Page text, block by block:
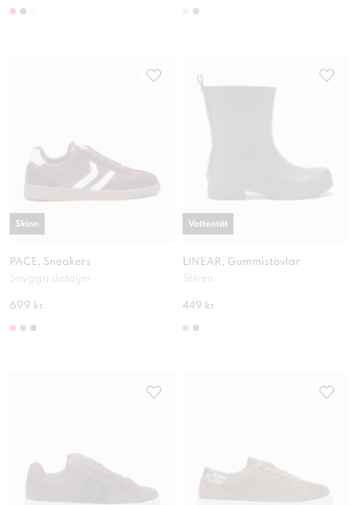
PACE, Sneakers
Snygga detaljer
699 kr
Skinn
LINEAR, Gummistövlar
Stilren
449 kr
Vattentät